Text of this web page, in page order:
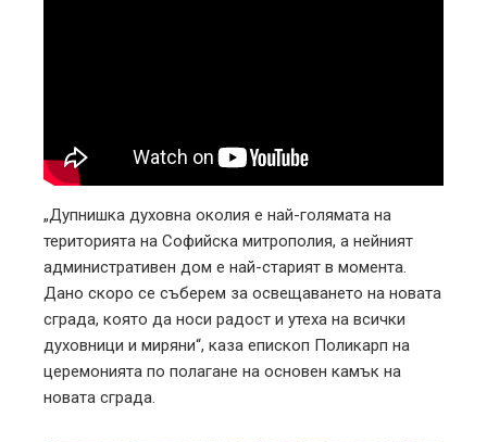
„Дупнишка духовна околия е най-голямата на
територията на Софийска митрополия, а нейният
административен дом е най-старият в момента.
Дано скоро се съберем за освещаването на новата
сграда, която да носи радост и утеха на всички
духовници и миряни“, каза епископ Поликарп на
церемонията по полагане на основен камък на
новата сграда.